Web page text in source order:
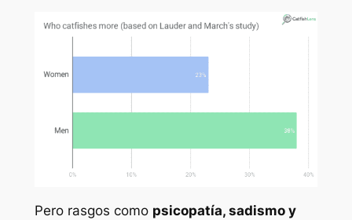
Pero rasgos como psicopatía, sadismo y